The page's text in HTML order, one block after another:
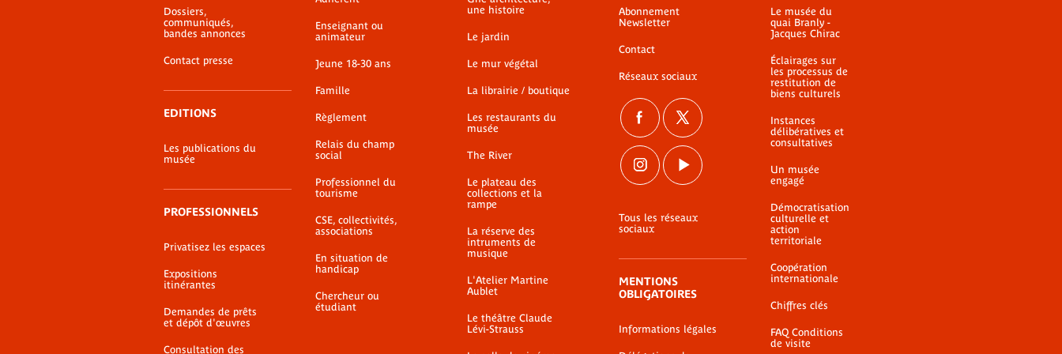
Walker Evans -
Photographies
Lien externe
Premiers portraits au
daguerréotype (1841-
Lien externe
L'Atlantique Noire de
Nancy Cunard
Lien externe
page
Dossiers,
communiqués,
bandes annonces
Contact presse
EDITIONS
Les publications du
musée
PROFESSIONNELS
Privatisez les espaces
Expositions
itinérantes
Demandes de prêts
et dépôt d'œuvres
Consultation des
Enseignant ou
animateur
Jeune 18-30 ans
Famille
Règlement
Relais du champ
social
Professionnel du
tourisme
CSE, collectivités,
associations
En situation de
handicap
Chercheur ou
étudiant
une histoire
Le jardin
Le mur végétal
La librairie / boutique
Les restaurants du
musée
The River
Le plateau des
collections et la
rampe
La réserve des
intruments de
musique
L'Atelier Martine
Aublet
Le théâtre Claude
Lévi-Strauss
Abonnement
Newsletter
Contact
Réseaux sociaux
Tous les réseaux
sociaux
MENTIONS
OBLIGATOIRES
Informations légales
Le musée du
quai Branly -
Jacques Chirac
Éclairages sur
les processus de
restitution de
biens culturels
Instances
délibératives et
consultatives
Un musée
engagé
Démocratisation
culturelle et
action
territoriale
Coopération
internationale
Chiffres clés
FAQ Conditions
de visite